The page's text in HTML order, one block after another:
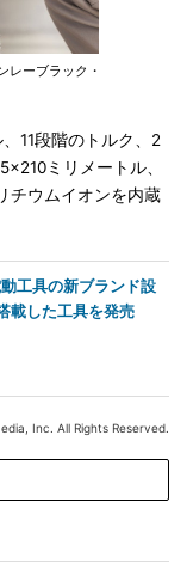
レーブラック・
11段階のトルク、2
ミリメートル、
チウムイオンを内蔵
工具の新ブランド設
載した工具を発売
Inc. All Rights Reserved.